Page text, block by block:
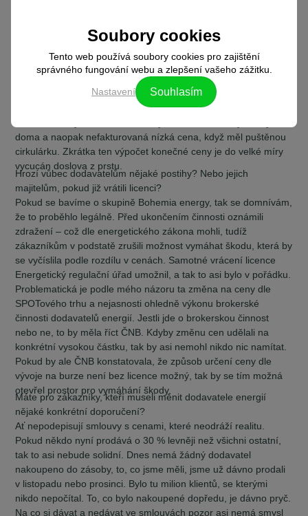
mohla říct, jestli je možné počítat konečnou cenu spotřebitelům
energií dle odhadů. Elektroměry totiž nevedou hodinové
spotřeby, neexistuje o nich žádný záznam. Jednou za rok k
vám přijde pán s notýskem a udělá odečet. Ví se tedy, kolik
odběratel spotřeboval za rok, ale rozpočet na hodiny je udělaný
podle odhadů, nikoliv dle reality. Klientovi tedy nyní může být
doma a naopak nefakturovaná nízká cena, když měl puštěnou
cirkulárku. Zkrátka ten výpočet konečné ceny je do velké míry
vycucán doslova z prstu.
Hrozí vůbec dodavatelům nějaké postihy? Nebo jejich
majitelům, pokud již vrátili licenci?
Pokud se bavíme o skupině Bohemia energy, tak se domnívám,
že to proběhlo legálně. Před ukončením činnosti oznámili
zdražení – což dle energetického zákona mohli, tudíž
zákazníkům v podstatě zrušili možnost vymáhat škodu, která by
se vyčíslila podle rozdílu v cenách. Samotné vrácení licence
Energetický regulační úřad umožnil, a tak to asi bylo v pořádku.
Problematická je podle mého názoru ta změna na ceny dle
SPOTového trhu a nejasnosti ohledně výkonu brokerské
činnosti dodavatelů energií. Jestli jde o brokerskou činnost
nebo ne, to by měla říct ČNB. Kdyby změnu cen udělali na
konkrétní vysokou částku, tak by asi nemohl nikdo nic namítat.
Pokud by ale ČNB konstatovala, že způsob určení ceny dle
vývoje na burze není bez licence možný, tak by se tím možná
otevřel prostor pro vymáhání škody.
Máte pro zákazníky, kteří museli měnit dodavatele energií
nějaké konkrétní doporučení?
Ať nepodepisují smlouvy s cenami, které neodráží realitu.
Pokud někdo nyní prodává o 30 % levněji než všichni ostatní,
tak to asi nebude solidní. Dnes nemá žádný dodavatel
nakoupeno do zásoby, to, co jsme měli, jsme už dávno prodali
v listopadu nebo prosinci. Bylo tu milion klientů, se kterými
nikdo nepočítal. To, co bylo nakoupené dopředu, je dávno pryč.
Na co si dávat a nedávat ve smlouvách pozor asi nemá smysl
Soubory cookies
Tento web používá soubory cookies pro zajištění
správného fungování webu a zlepšení vašeho zážitku.
Nastavení Souhlasím